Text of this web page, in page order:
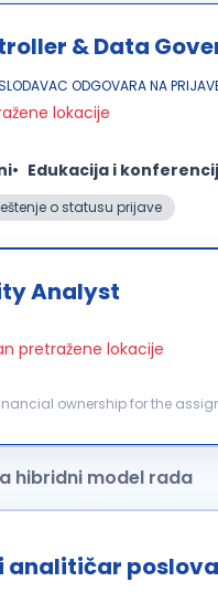
& Data
ODGOVARA NA
lokacije
Edukacija i
o statusu prijave
Analyst
pretražene lokacije
hibridni model rada
analitičar